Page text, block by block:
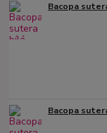
Bacopa
Bacopa